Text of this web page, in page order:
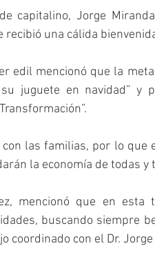
capitalino, Jorge
edil mencionó que la
juguete en navidad” y
las familias, por lo que
la economía de todas
mencionó que en esta
buscando siempre
coordinado con el Dr.